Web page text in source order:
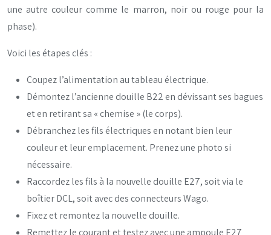
une autre couleur comme le marron, noir ou rouge pour la
phase).
Voici les étapes clés :
Coupez l’alimentation au tableau électrique.
Démontez l’ancienne douille B22 en dévissant ses bagues
et en retirant sa « chemise » (le corps).
Débranchez les fils électriques en notant bien leur
couleur et leur emplacement. Prenez une photo si
nécessaire.
Raccordez les fils à la nouvelle douille E27, soit via le
boîtier DCL, soit avec des connecteurs Wago.
Fixez et remontez la nouvelle douille.